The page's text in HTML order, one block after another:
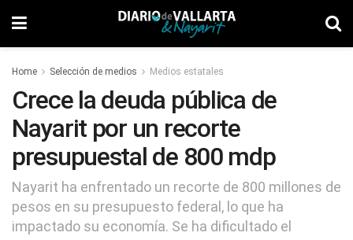
Home Selección de medios Medios estatales
Crece la deuda pública de
Nayarit por un recorte
presupuestal de 800 mdp
Nayarit ha enfrentado un recorte de 800 millones de
pesos en su presupuesto federal, lo que ha
impactado su economía. Se ha dificultado el